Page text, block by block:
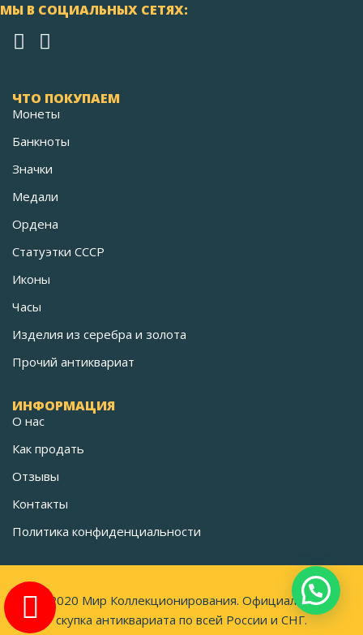
МЫ В СОЦИАЛЬНЫХ СЕТЯХ:
ЧТО ПОКУПАЕМ
Монеты
Банкноты
Значки
Медали
Ордена
Статуэтки СССР
Иконы
Часы
Изделия из серебра и золота
Прочий антиквариат
ИНФОРМАЦИЯ
О нас
Как продать
Отзывы
Контакты
Политика конфиденциальности
©2020 Мир Коллекционирования. Официальная
скупка антиквариата по всей России и СНГ.